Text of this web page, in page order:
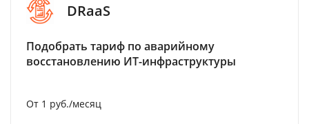
DRaaS
Подобрать тариф по аварийному
восстановлению ИТ-инфраструктуры
От 1 руб./месяц